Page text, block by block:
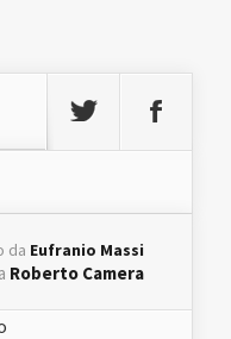
da Eufranio Massi
Roberto Camera